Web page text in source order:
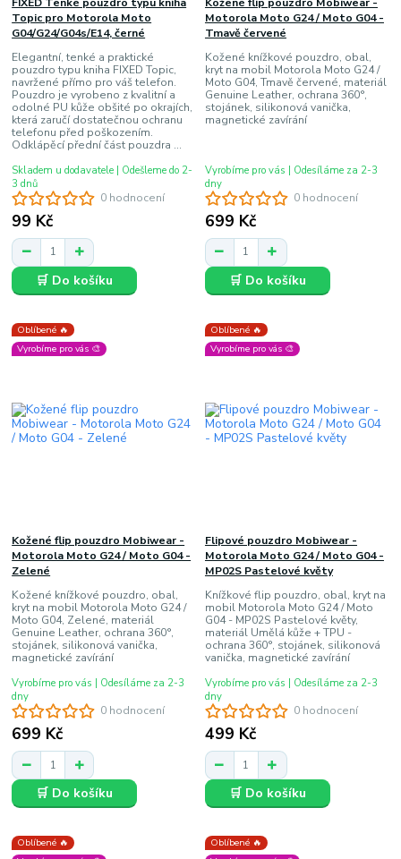
0 hodnocení
Topic pro Motorola Moto
G04/G24/G04s/E14, černé
Elegantní, tenké a praktické
pouzdro typu kniha FIXED Topic,
navržené přímo pro váš telefon.
Pouzdro je vyrobeno z kvalitní a
odolné PU kůže obšité po okrajích,
která zaručí dostatečnou ochranu
telefonu před poškozením.
Odklápěcí přední část pouzdra ...
99 Kč
Skladem u dodavatele | Odešleme do 2-
3 dnů
🛒 Do košíku
0 hodnocení
Motorola Moto G24 / Moto G04 -
Tmavě červené
Kožené knížkové pouzdro, obal,
kryt na mobil Motorola Moto G24 /
Moto G04, Tmavě červené, materiál
Genuine Leather, ochrana 360°,
stojánek, silikonová vanička,
magnetické zavírání
699 Kč
Vyrobíme pro vás | Odesíláme za 2-3
dny
🛒 Do košíku
Oblíbené 🔥
Vyrobíme pro vás 🎨
0 hodnocení
Kožené flip pouzdro Mobiwear -
Motorola Moto G24 / Moto G04 -
Zelené
Kožené knížkové pouzdro, obal,
kryt na mobil Motorola Moto G24 /
Moto G04, Zelené, materiál
Genuine Leather, ochrana 360°,
stojánek, silikonová vanička,
magnetické zavírání
699 Kč
Vyrobíme pro vás | Odesíláme za 2-3
dny
🛒 Do košíku
Oblíbené 🔥
Vyrobíme pro vás 🎨
0 hodnocení
Flipové pouzdro Mobiwear -
Motorola Moto G24 / Moto G04 -
MP02S Pastelové květy
Knížkové flip pouzdro, obal, kryt na
mobil Motorola Moto G24 / Moto
G04 - MP02S Pastelové květy,
materiál Umělá kůže + TPU -
ochrana 360°, stojánek, silikonová
vanička, magnetické zavírání
499 Kč
Vyrobíme pro vás | Odesíláme za 2-3
dny
🛒 Do košíku
Oblíbené 🔥
Oblíbené 🔥